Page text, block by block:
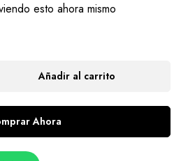
esto ahora mismo
Añadir al carrito
Ahora